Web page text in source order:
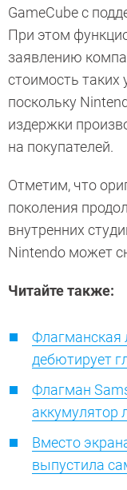
GameCube с
При этом
заявлению
стоимость таких
поскольку
издержки
на покупателей.
Отметим, что
поколения
внутренних
Nintendo может
Читайте также:
Флагманская
дебютирует
Флагман
аккумулятор
Вместо
выпустила